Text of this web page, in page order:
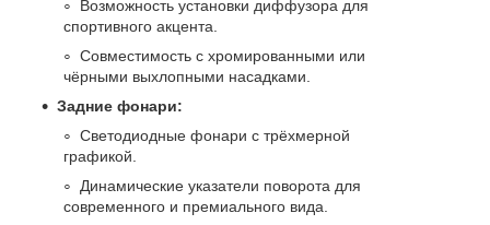
Возможность установки диффузора для
спортивного акцента.
Совместимость с хромированными или
чёрными выхлопными насадками.
Задние фонари:
Светодиодные фонари с трёхмерной
графикой.
Динамические указатели поворота для
современного и премиального вида.